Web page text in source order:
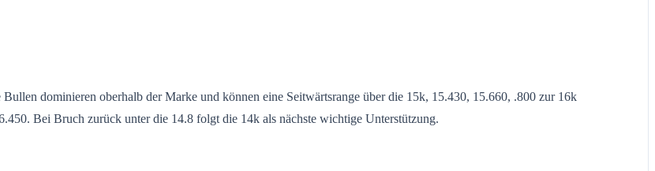
dominieren oberhalb der Marke und können eine Seitwärtsrange über die 15k, 15.430, 15.660, .800 zur 16k
Bei Bruch zurück unter die 14.8 folgt die 14k als nächste wichtige Unterstützung.